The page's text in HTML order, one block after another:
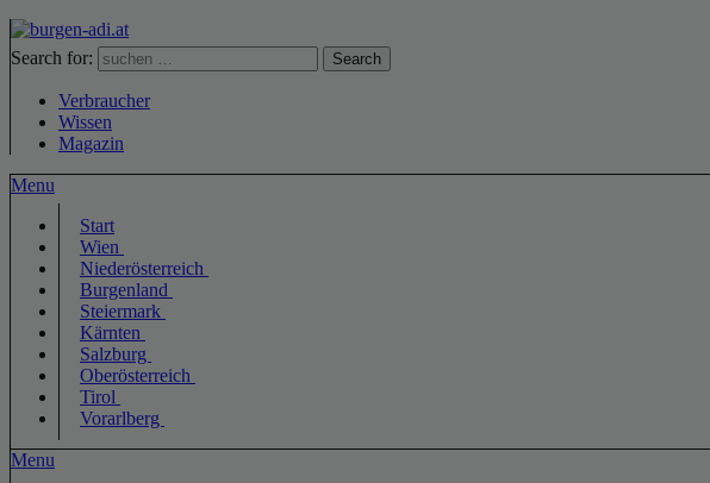
Search for: Search
Verbraucher
Wissen
Magazin
Menu
Start
Wien
Niederösterreich
Burgenland
Steiermark
Kärnten
Salzburg
Oberösterreich
Tirol
Vorarlberg
Menu